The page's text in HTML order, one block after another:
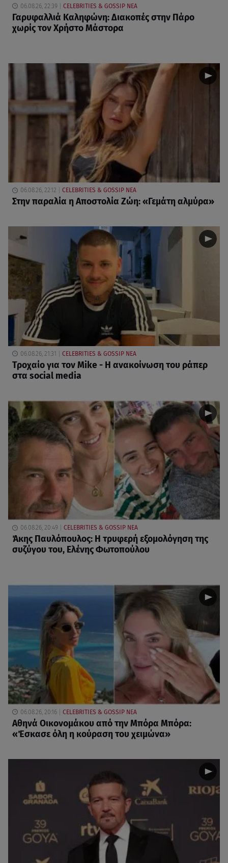
06.08.26, 22:39 CELEBRITIES & GOSSIP ΝΕΑ
Γαρυφαλλιά Καληφώνη: Διακοπές στην Πάρο
χωρίς τον Χρήστο Μάστορα
06.08.26, 22:12 CELEBRITIES & GOSSIP ΝΕΑ
Στην παραλία η Αποστολία Ζώη: «Γεμάτη αλμύρα»
06.08.26, 21:31 CELEBRITIES & GOSSIP ΝΕΑ
Τροχαίο για τον Mike - Η ανακοίνωση του ράπερ
στα social media
06.08.26, 20:49 CELEBRITIES & GOSSIP ΝΕΑ
Άκης Παυλόπουλος: Η τρυφερή εξομολόγηση της
συζύγου του, Ελένης Φωτοπούλου
06.08.26, 20:16 CELEBRITIES & GOSSIP ΝΕΑ
Αθηνά Οικονομάκου από την Μπόρα Μπόρα:
«Έσκασε όλη η κούραση του χειμώνα»